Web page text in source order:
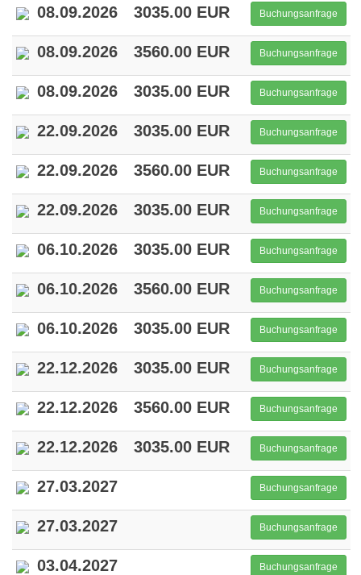
08.09.2026 3035.00 EUR Buchungsanfrage
08.09.2026 3560.00 EUR Buchungsanfrage
08.09.2026 3035.00 EUR Buchungsanfrage
22.09.2026 3035.00 EUR Buchungsanfrage
22.09.2026 3560.00 EUR Buchungsanfrage
22.09.2026 3035.00 EUR Buchungsanfrage
06.10.2026 3035.00 EUR Buchungsanfrage
06.10.2026 3560.00 EUR Buchungsanfrage
06.10.2026 3035.00 EUR Buchungsanfrage
22.12.2026 3035.00 EUR Buchungsanfrage
22.12.2026 3560.00 EUR Buchungsanfrage
22.12.2026 3035.00 EUR Buchungsanfrage
27.03.2027 Buchungsanfrage
27.03.2027 Buchungsanfrage
03.04.2027 Buchungsanfrage